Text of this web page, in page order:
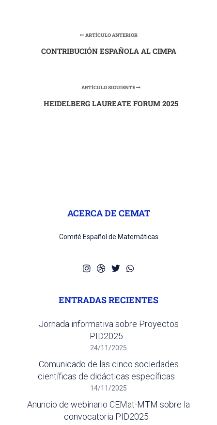
ARTÍCULO ANTERIOR
CONTRIBUCIÓN ESPAÑOLA AL CIMPA
ARTÍCULO SIGUIENTE
HEIDELBERG LAUREATE FORUM 2025
ACERCA DE CEMAT
Comité Español de Matemáticas
ENTRADAS RECIENTES
Jornada informativa sobre Proyectos
PID2025
24/11/2025
Comunicado de las cinco sociedades
científicas de didácticas específicas
14/11/2025
Anuncio de webinario CEMat-MTM sobre la
convocatoria PID2025